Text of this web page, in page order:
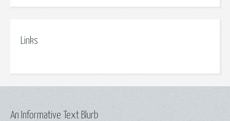
Links
An Informative Text Blurb